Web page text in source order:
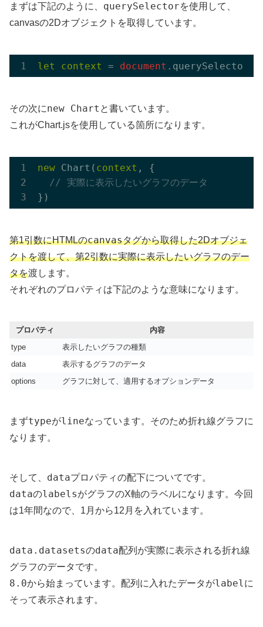
まずは下記のように、 querySelectorを使用して、
canvasの2Dオブジェクトを取得しています。
let context = document .querySelector(
その次にnew Chart と書いています。
これがChart.jsを使用している箇所になります。
new Chart( context , {
// 実際に表示したいグラフのデータ
第1引数にHTMLのcanvasタグから取得した2Dオブジェ
クトを渡して、第2引数に実際に表示したいグラフのデー
タを渡します。
それぞれのプロパティは下記のような意味になります。
プロパティ
内容
type
表示したいグラフの種類
data
表示するグラフのデータ
options
グラフに対して、適用するオプションデータ
まずtypeがlineなっています。そのため折れ線グラフに
なります。
そして、 dataプロパティの配下についてです。
dataのlabelsがグラフのX軸のラベルになります。今回
は1年間なので、1月から12月を入れています。
data.datasetsのdata配列が実際に表示される折れ線
グラフのデータです。
8.0から始まっています。配列に入れたデータがlabel に
そって表示されます。